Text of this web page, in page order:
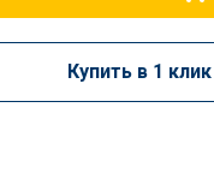
Купить в 1 клик